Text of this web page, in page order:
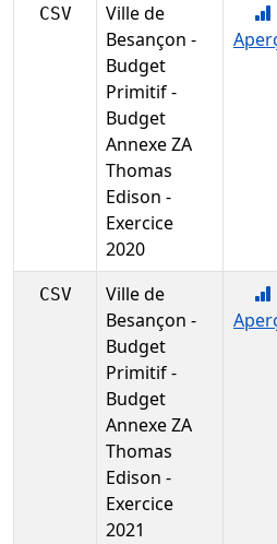
CSV
Ville de
Besançon -
Budget
Primitif -
Budget
Annexe ZA
Thomas
Edison -
Exercice
2020
CSV
Ville de
Besançon -
Budget
Primitif -
Budget
Annexe ZA
Thomas
Edison -
Exercice
2021